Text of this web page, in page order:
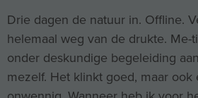
Drie dagen de natuur in. Offline.
helemaal weg van de drukte.
onder deskundige begeleiding
mezelf. Het klinkt goed, maar ook